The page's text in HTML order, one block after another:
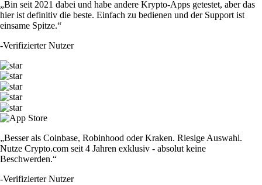
„Bin seit 2021 dabei und habe andere Krypto-Apps getestet, aber das
hier ist definitiv die beste. Einfach zu bedienen und der Support ist
einsame Spitze.“
-Verifizierter Nutzer
„Besser als Coinbase, Robinhood oder Kraken. Riesige Auswahl.
Nutze Crypto.com seit 4 Jahren exklusiv - absolut keine
Beschwerden.“
-Verifizierter Nutzer